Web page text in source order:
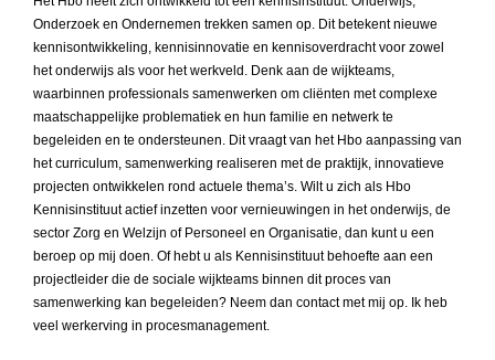
Onderzoek en Ondernemen trekken samen op. Dit betekent nieuwe
kennisontwikkeling, kennisinnovatie en kennisoverdracht voor zowel
het onderwijs als voor het werkveld. Denk aan de wijkteams,
waarbinnen professionals samenwerken om cliënten met complexe
maatschappelijke problematiek en hun familie en netwerk te
begeleiden en te ondersteunen. Dit vraagt van het Hbo aanpassing van
het curriculum, samenwerking realiseren met de praktijk, innovatieve
projecten ontwikkelen rond actuele thema’s. Wilt u zich als Hbo
Kennisinstituut actief inzetten voor vernieuwingen in het onderwijs, de
sector Zorg en Welzijn of Personeel en Organisatie, dan kunt u een
beroep op mij doen. Of hebt u als Kennisinstituut behoefte aan een
projectleider die de sociale wijkteams binnen dit proces van
samenwerking kan begeleiden? Neem dan contact met mij op. Ik heb
veel werkerving in procesmanagement.